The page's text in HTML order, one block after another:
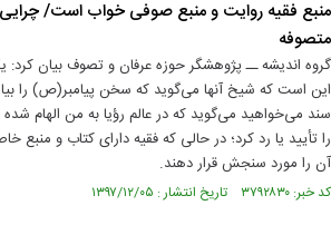
منبع فقیه روایت و منبع صوفی خواب است/ چرایی
متصوفه
گروه اندیشه ــ پژوهشگر حوزه عرفان و تصوف بیان
این است که شیخ آنها می‌گوید که سخن پیامبر(ص) را
سند می‌خواهید می‌گوید که در عالم رؤیا به من الهام
را تأیید یا رد کرد؛ در حالی که فقیه دارای کتاب و
آن را مورد سنجش قرار دهند.
کد خبر: ۳۷۹۲۸۳۰ تاریخ انتشار : ۱۳۹۷/۱۲/۰۵